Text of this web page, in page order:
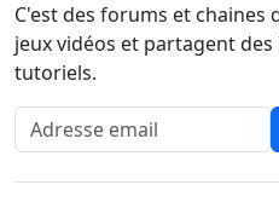
C'est des forums et
jeux vidéos et partagent
tutoriels.
Adresse email